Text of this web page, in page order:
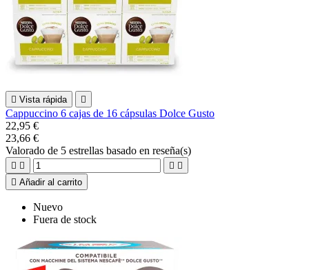
 Vista rápida 
Cappuccino 6 cajas de 16 cápsulas Dolce Gusto
22,95 €
23,66 €
Valorado de 5 estrellas basado en reseña(s)
   
 Añadir al carrito
Nuevo
Fuera de stock